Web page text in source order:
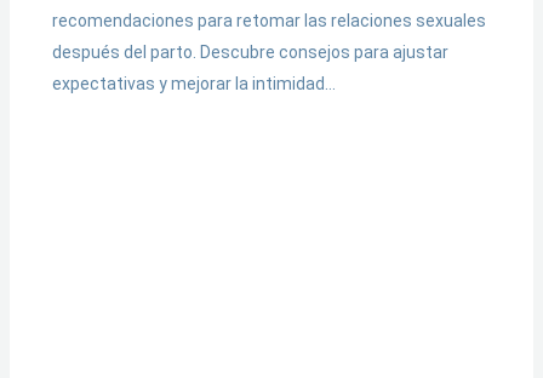
recomendaciones para retomar las relaciones sexuales
después del parto. Descubre consejos para ajustar
expectativas y mejorar la intimidad…